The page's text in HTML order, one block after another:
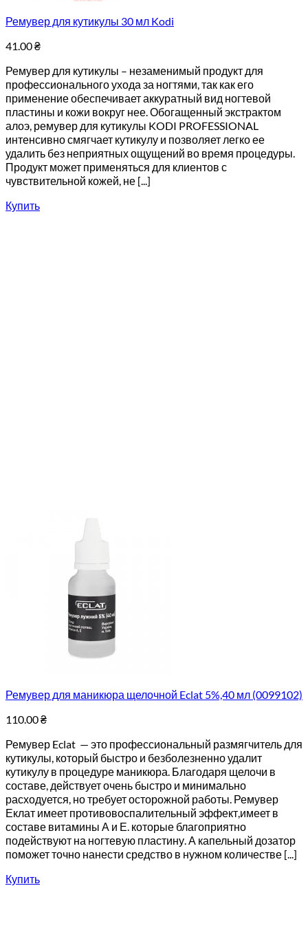
Ремувер для кутикулы 30 мл Kodi
41.00₴
Ремувер для кутикулы – незаменимый продукт для
профессионального ухода за ногтями, так как его
применение обеспечивает аккуратный вид ногтевой
пластины и кожи вокруг нее. Обогащенный экстрактом
алоэ, ремувер для кутикулы KODI PROFESSIONAL
интенсивно смягчает кутикулу и позволяет легко ее
удалить без неприятных ощущений во время процедуры.
Продукт может применяться для клиентов с
чувствительной кожей, не [...]
Купить
Ремувер для маникюра щелочной Eclat 5%,40 мл (0099102)
110.00₴
Ремувер Eclat — это профессиональный размягчитель для
кутикулы, который быстро и безболезненно удалит
кутикулу в процедуре маникюра. Благодаря щелочи в
составе, действует очень быстро и минимально
расходуется, но требует осторожной работы. Ремувер
Еклат имеет противовоспалительный эффект,имеет в
составе витамины А и Е. которые благоприятно
подействуют на ногтевую пластину. А капельный дозатор
поможет точно нанести средство в нужном количестве [...]
Купить